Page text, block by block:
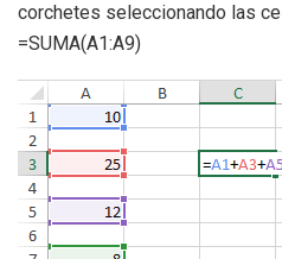
corchetes seleccionando las
=SUMA(A1:A9)